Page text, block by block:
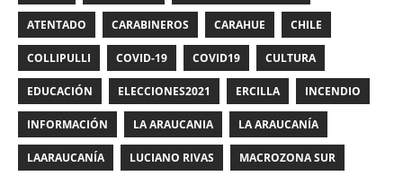
ATENTADO CARABINEROS CARAHUE CHILE
COLLIPULLI COVID-19 COVID19 CULTURA
EDUCACIÓN ELECCIONES2021 ERCILLA INCENDIO
INFORMACIÓN LA ARAUCANIA LA ARAUCANÍA
LAARAUCANÍA LUCIANO RIVAS MACROZONA SUR